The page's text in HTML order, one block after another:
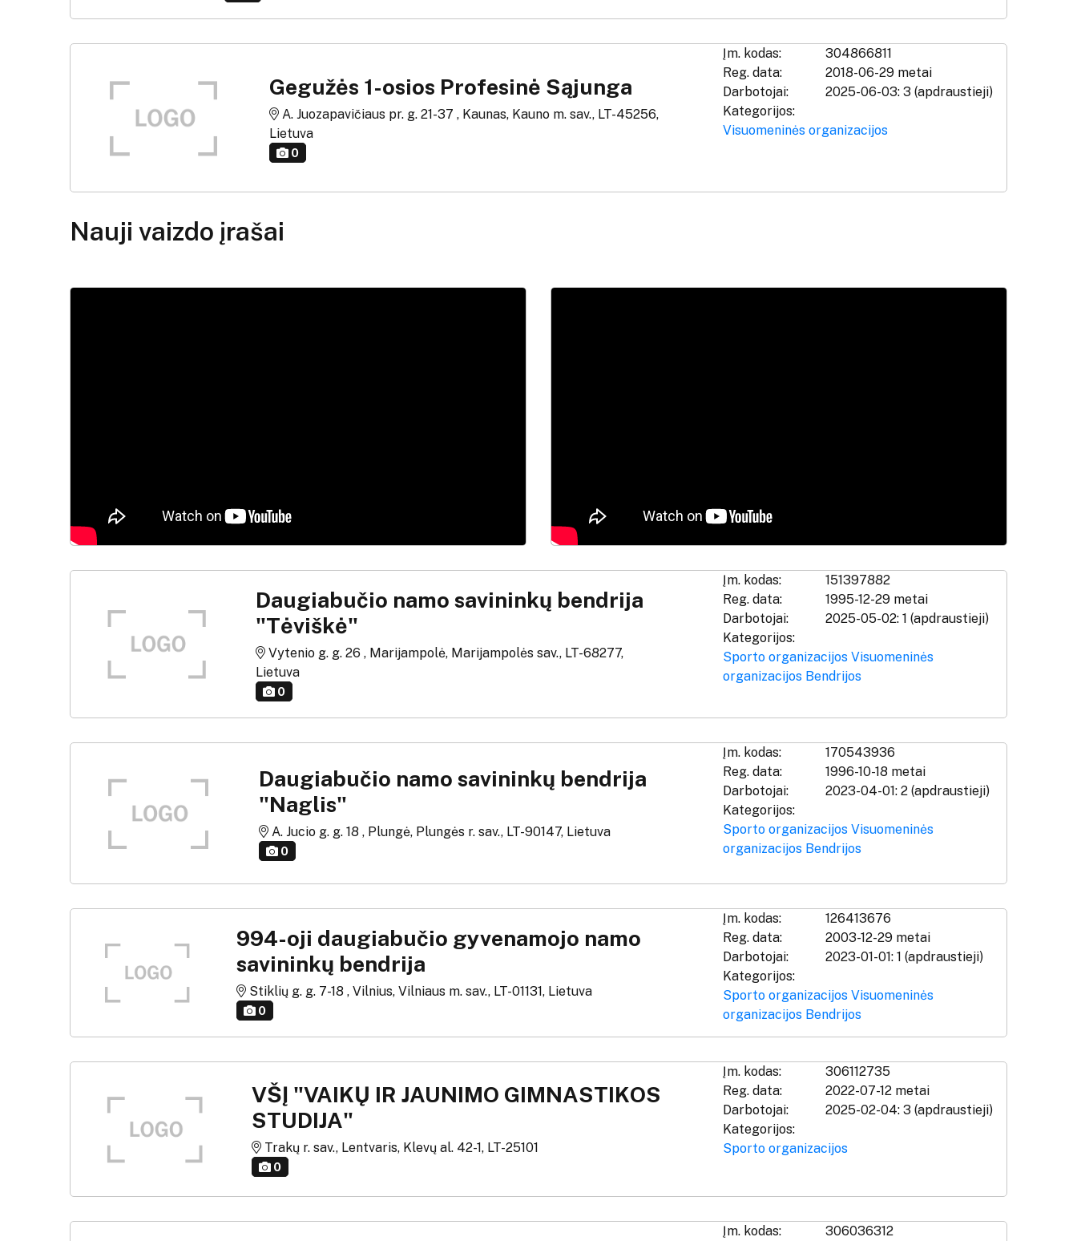
Gegužės 1-osios Profesinė Sąjunga
A. Juozapavičiaus pr. g. 21-37 , Kaunas, Kauno m. sav., LT-45256,
Lietuva
0
Įm. kodas:
304866811
Reg. data:
2018-06-29 metai
Darbotojai:
2025-06-03: 3 (apdraustieji)
Kategorijos:
Visuomeninės organizacijos
Nauji vaizdo įrašai
Daugiabučio namo savininkų bendrija
"Tėviškė"
Vytenio g. g. 26 , Marijampolė, Marijampolės sav., LT-68277,
Lietuva
0
Įm. kodas:
151397882
Reg. data:
1995-12-29 metai
Darbotojai:
2025-05-02: 1 (apdraustieji)
Kategorijos:
Sporto organizacijos Visuomeninės
organizacijos Bendrijos
Daugiabučio namo savininkų bendrija
"Naglis"
A. Jucio g. g. 18 , Plungė, Plungės r. sav., LT-90147, Lietuva
0
Įm. kodas:
170543936
Reg. data:
1996-10-18 metai
Darbotojai:
2023-04-01: 2 (apdraustieji)
Kategorijos:
Sporto organizacijos Visuomeninės
organizacijos Bendrijos
994-oji daugiabučio gyvenamojo namo
savininkų bendrija
Stiklių g. g. 7-18 , Vilnius, Vilniaus m. sav., LT-01131, Lietuva
0
Įm. kodas:
126413676
Reg. data:
2003-12-29 metai
Darbotojai:
2023-01-01: 1 (apdraustieji)
Kategorijos:
Sporto organizacijos Visuomeninės
organizacijos Bendrijos
VŠĮ "VAIKŲ IR JAUNIMO GIMNASTIKOS
STUDIJA"
Trakų r. sav., Lentvaris, Klevų al. 42-1, LT-25101
0
Įm. kodas:
306112735
Reg. data:
2022-07-12 metai
Darbotojai:
2025-02-04: 3 (apdraustieji)
Kategorijos:
Sporto organizacijos
Įm. kodas: 306036312